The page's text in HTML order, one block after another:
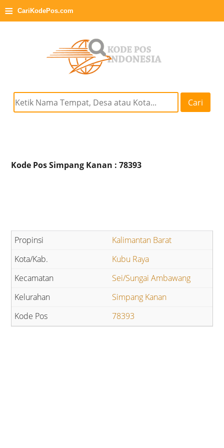
≡ CariKodePos.com
Cari
Kode Pos Simpang Kanan : 78393
Kalimantan Barat
Kubu Raya
Sei/Sungai Ambawang
Simpang Kanan
78393